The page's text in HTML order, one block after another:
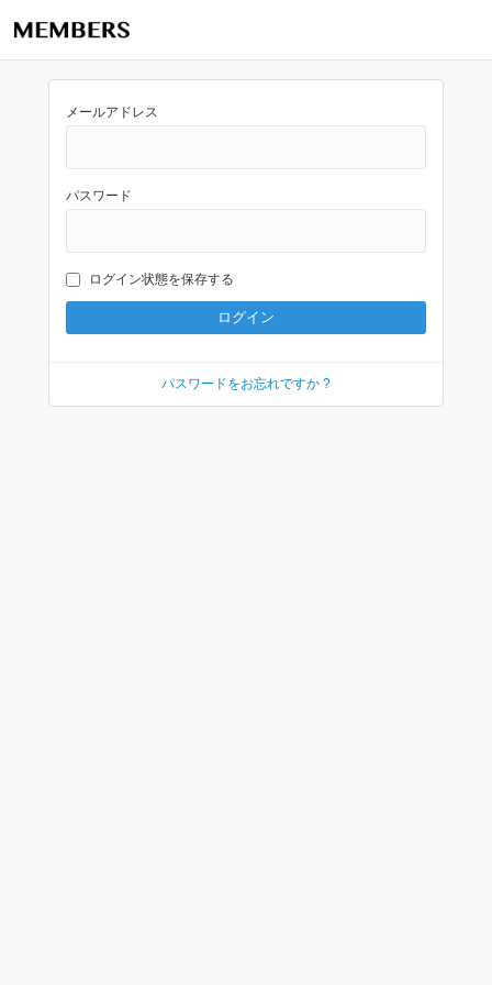
メールアドレス
パスワード
ログイン状態を保存する
パスワードをお忘れですか ?